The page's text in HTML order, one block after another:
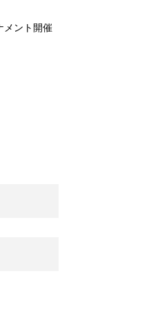
メント開催